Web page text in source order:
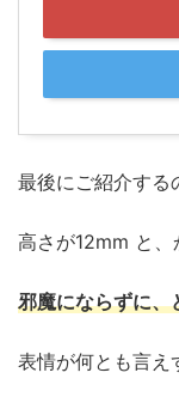
最後にご紹介する
高さが12mm と、
邪魔にならずに、
表情が何とも言え